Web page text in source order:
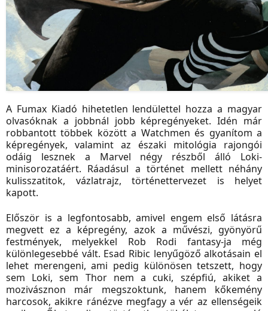
A Fumax Kiadó hihetetlen lendülettel hozza a magyar
olvasóknak a jobbnál jobb képregényeket. Idén már
robbantott többek között a Watchmen és gyanítom a
képregények, valamint az északi mitológia rajongói
odáig lesznek a Marvel négy részből álló Loki-
minisorozatáért. Ráadásul a történet mellett néhány
kulisszatitok, vázlatrajz, történettervezet is helyet
kapott.
Először is a legfontosabb, amivel engem első látásra
megvett ez a képregény, azok a művészi, gyönyörű
festmények, melyekkel Rob Rodi fantasy-ja még
különlegesebbé vált. Esad Ribic lenyűgöző alkotásain el
lehet merengeni, ami pedig különösen tetszett, hogy
sem Loki, sem Thor nem a cuki, szépfiú, akiket a
mozivásznon már megszoktunk, hanem kőkemény
harcosok, akikre ránézve megfagy a vér az ellenségeik